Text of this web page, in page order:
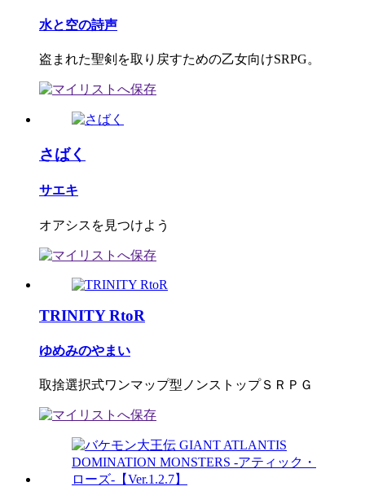
水と空の詩声
盗まれた聖剣を取り戻すための乙女向けSRPG。
さばく
サエキ
オアシスを見つけよう
TRINITY RtoR
ゆめみのやまい
取捨選択式ワンマップ型ノンストップＳＲＰＧ